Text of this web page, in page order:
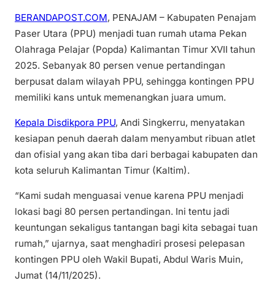
BERANDAPOST.COM, PENAJAM – Kabupaten Penajam
Paser Utara (PPU) menjadi tuan rumah utama Pekan
Olahraga Pelajar (Popda) Kalimantan Timur XVII tahun
2025. Sebanyak 80 persen venue pertandingan
berpusat dalam wilayah PPU, sehingga kontingen PPU
memiliki kans untuk memenangkan juara umum.
Kepala Disdikpora PPU, Andi Singkerru, menyatakan
kesiapan penuh daerah dalam menyambut ribuan atlet
dan ofisial yang akan tiba dari berbagai kabupaten dan
kota seluruh Kalimantan Timur (Kaltim).
“Kami sudah menguasai venue karena PPU menjadi
lokasi bagi 80 persen pertandingan. Ini tentu jadi
keuntungan sekaligus tantangan bagi kita sebagai tuan
rumah,” ujarnya, saat menghadiri prosesi pelepasan
kontingen PPU oleh Wakil Bupati, Abdul Waris Muin,
Jumat (14/11/2025).